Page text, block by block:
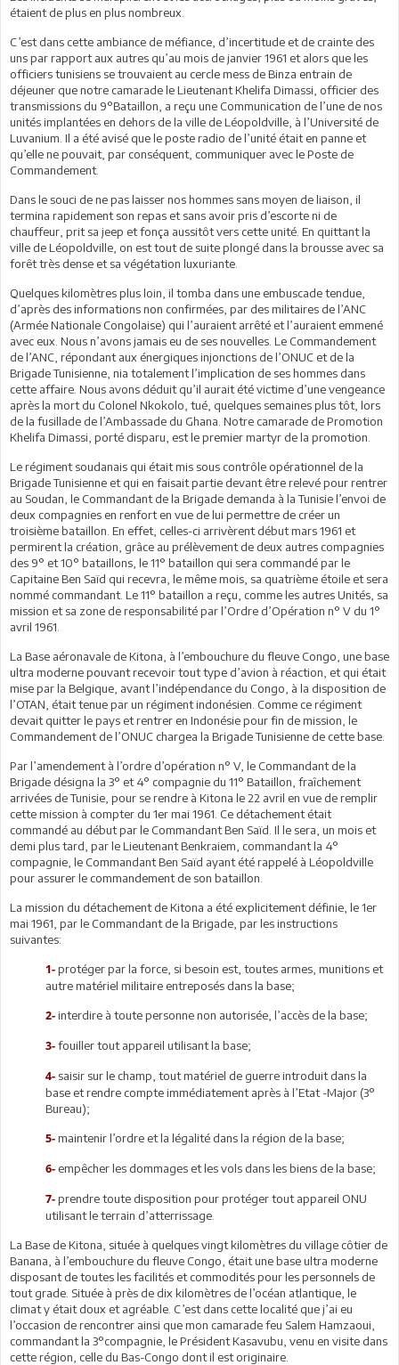
étaient de plus en plus nombreux.
C’est dans cette ambiance de méfiance, d’incertitude et de crainte des
uns par rapport aux autres qu’au mois de janvier 1961 et alors que les
officiers tunisiens se trouvaient au cercle mess de Binza entrain de
déjeuner que notre camarade le Lieutenant Khelifa Dimassi, officier des
transmissions du 9°Bataillon, a reçu une Communication de l’une de nos
unités implantées en dehors de la ville de Léopoldville, à l’Université de
Luvanium. Il a été avisé que le poste radio de l’unité était en panne et
qu’elle ne pouvait, par conséquent, communiquer avec le Poste de
Commandement.
Dans le souci de ne pas laisser nos hommes sans moyen de liaison, il
termina rapidement son repas et sans avoir pris d’escorte ni de
chauffeur, prit sa jeep et fonça aussitôt vers cette unité. En quittant la
ville de Léopoldville, on est tout de suite plongé dans la brousse avec sa
forêt très dense et sa végétation luxuriante.
Quelques kilomètres plus loin, il tomba dans une embuscade tendue,
d’après des informations non confirmées, par des militaires de l’ANC
(Armée Nationale Congolaise) qui l’auraient arrêté et l’auraient emmené
avec eux. Nous n’avons jamais eu de ses nouvelles. Le Commandement
de l’ANC, répondant aux énergiques injonctions de l’ONUC et de la
Brigade Tunisienne, nia totalement l’implication de ses hommes dans
cette affaire. Nous avons déduit qu’il aurait été victime d’une vengeance
après la mort du Colonel Nkokolo, tué, quelques semaines plus tôt, lors
de la fusillade de l’Ambassade du Ghana. Notre camarade de Promotion
Khelifa Dimassi, porté disparu, est le premier martyr de la promotion.
Le régiment soudanais qui était mis sous contrôle opérationnel de la
Brigade Tunisienne et qui en faisait partie devant être relevé pour rentrer
au Soudan, le Commandant de la Brigade demanda à la Tunisie l’envoi de
deux compagnies en renfort en vue de lui permettre de créer un
troisième bataillon. En effet, celles-ci arrivèrent début mars 1961 et
permirent la création, grâce au prélèvement de deux autres compagnies
des 9° et 10° bataillons, le 11° bataillon qui sera commandé par le
Capitaine Ben Saïd qui recevra, le même mois, sa quatrième étoile et sera
nommé commandant. Le 11° bataillon a reçu, comme les autres Unités, sa
mission et sa zone de responsabilité par l’Ordre d’Opération n° V du 1°
avril 1961.
La Base aéronavale de Kitona, à l’embouchure du fleuve Congo, une base
ultra moderne pouvant recevoir tout type d’avion à réaction, et qui était
mise par la Belgique, avant l’indépendance du Congo, à la disposition de
l’OTAN, était tenue par un régiment indonésien. Comme ce régiment
devait quitter le pays et rentrer en Indonésie pour fin de mission, le
Commandement de l’ONUC chargea la Brigade Tunisienne de cette base.
Par l’amendement à l’ordre d’opération n° V, le Commandant de la
Brigade désigna la 3° et 4° compagnie du 11° Bataillon, fraîchement
arrivées de Tunisie, pour se rendre à Kitona le 22 avril en vue de remplir
cette mission à compter du 1er mai 1961. Ce détachement était
commandé au début par le Commandant Ben Saïd. Il le sera, un mois et
demi plus tard, par le Lieutenant Benkraiem, commandant la 4°
compagnie, le Commandant Ben Saïd ayant été rappelé à Léopoldville
pour assurer le commandement de son bataillon.
La mission du détachement de Kitona a été explicitement définie, le 1er
mai 1961, par le Commandant de la Brigade, par les instructions
suivantes:
1- protéger par la force, si besoin est, toutes armes, munitions et
autre matériel militaire entreposés dans la base;
2- interdire à toute personne non autorisée, l’accès de la base;
3- fouiller tout appareil utilisant la base;
4- saisir sur le champ, tout matériel de guerre introduit dans la
base et rendre compte immédiatement après à l’Etat -Major (3°
Bureau);
5- maintenir l’ordre et la légalité dans la région de la base;
6- empêcher les dommages et les vols dans les biens de la base;
7- prendre toute disposition pour protéger tout appareil ONU
utilisant le terrain d’atterrissage.
La Base de Kitona, située à quelques vingt kilomètres du village côtier de
Banana, à l’embouchure du fleuve Congo, était une base ultra moderne
disposant de toutes les facilités et commodités pour les personnels de
tout grade. Située à près de dix kilomètres de l’océan atlantique, le
climat y était doux et agréable. C’est dans cette localité que j’ai eu
l’occasion de rencontrer ainsi que mon camarade feu Salem Hamzaoui,
commandant la 3°compagnie, le Président Kasavubu, venu en visite dans
cette région, celle du Bas-Congo dont il est originaire.